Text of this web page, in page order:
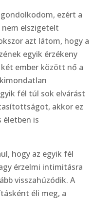
ezért a
elszigetelt
azt látom, hogy a
egyik érzékeny
ember között nő a
fél túl sok elvárást
akkor ez
életben is
hogy az egyik fél
érzelmi intimitásra
visszahúzódik. A
éli meg, a